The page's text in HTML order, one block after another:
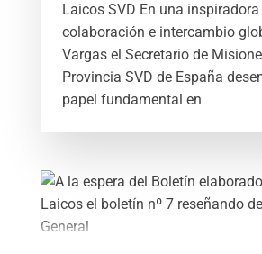
Laicos SVD En una
colaboración e intercambio
Vargas el Secretario de
Provincia SVD de España
papel fundamental en